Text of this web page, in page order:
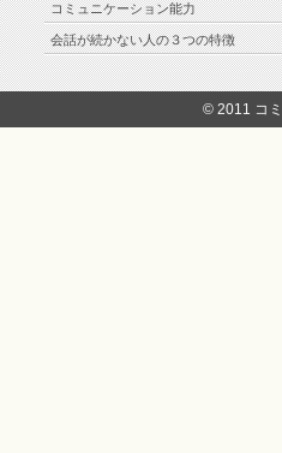
コミュニケーション能力
会話が続かない人の３つの特徴
© 2011 コ